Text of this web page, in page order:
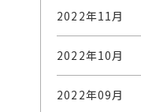
2022年11月
2022年10月
2022年09月